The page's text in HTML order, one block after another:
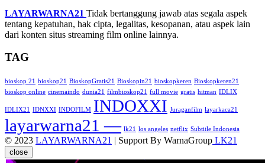
LAYARWARNA21 Tidak bertanggung jawab atas segala aspek
tentang kepatuhan, hak cipta, legalitas, kesopanan, atau aspek lain
dari konten situs streaming film online lainnya.
TAG
bioskop 21 bioskop21 BioskopGratis21 Bioskopin21 bioskopkeren Bioskopkeren21
bioskop online cinemaindo dunia21 filmbioskop21 full movie gratis hitman IDLIX
IDLIX21 IDNXXI INDOFILM INDOXXI Juraganfilm layarkaca21
layarwarna21 — lk21 los angeles netflix Subtitle Indonesia
© 2023 LAYARWARNA21 | Support By WarnaGroup LK21
close